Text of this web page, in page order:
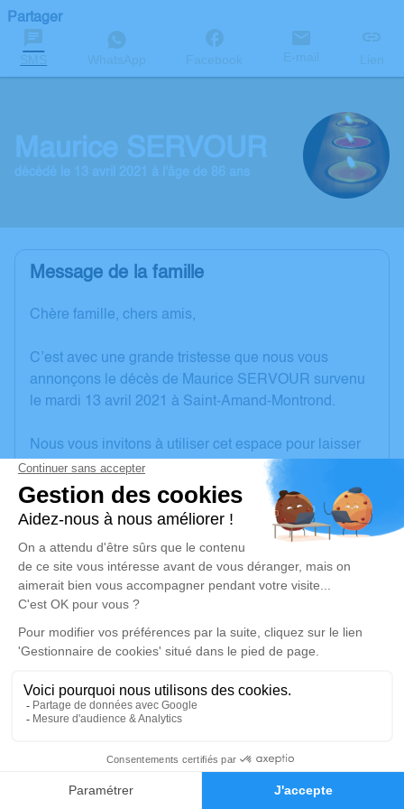
Faire-part Hommages
Partager
SMS WhatsApp Facebook E-mail Lien
Maurice SERVOUR
décédé le 13 avril 2021 à l'âge de 86 ans
Message de la famille
Chère famille, chers amis,
C’est avec une grande tristesse que nous vous
annonçons le décès de Maurice SERVOUR survenu
le mardi 13 avril 2021 à Saint-Amand-Montrond.
Nous vous invitons à utiliser cet espace pour laisser
vos condoléances, partager des photos souvenirs,
une anecdote ou exprimer vos pensées à travers des
poèmes ou des textes. Cet endroit est un lieu
d'expression dédié à honorer la mémoire de Maurice
SERVOUR.
Un service de plantation d’arbre hommage est
disponible ici.
Je rends hommage
Crémation
Crématorium de Pignoux de Bourges
18000 Bourges